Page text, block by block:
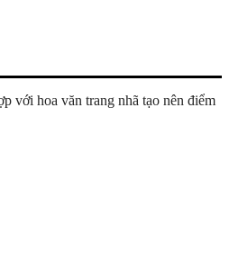
với hoa văn trang nhã tạo nên điểm